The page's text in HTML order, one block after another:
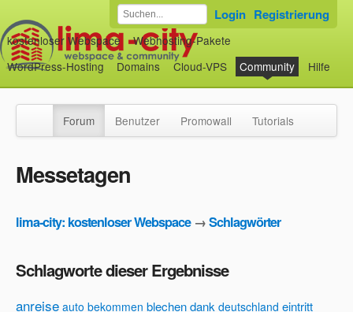
kostenloser Webspace
Webhosting-Pakete
WordPress-Hosting
Domains Cloud-VPS Community Hilfe
Login Registrierung
Forum Benutzer Promowall Tutorials
Messetagen
lima-city: kostenloser Webspace→Schlagwörter
Schlagworte dieser Ergebnisse
anreise auto bekommen blechendank deutschland eintritt